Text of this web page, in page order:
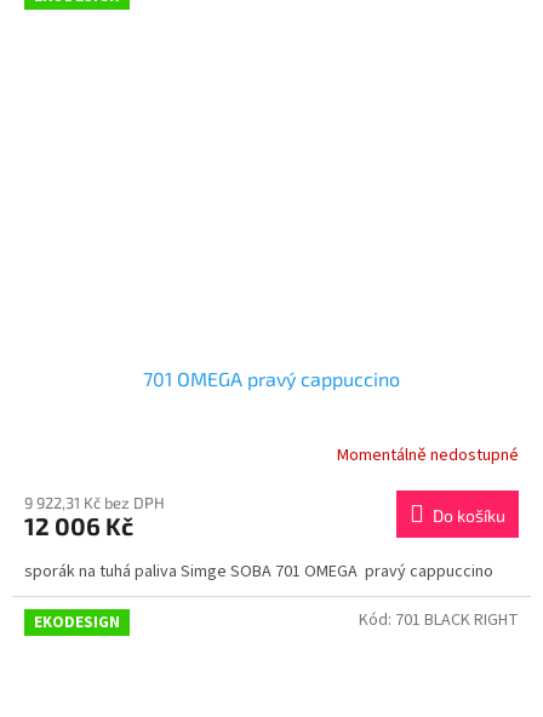
701 OMEGA pravý cappuccino
Momentálně nedostupné
9 922,31 Kč bez DPH
12 006 Kč Do košíku
sporák na tuhá paliva Simge SOBA 701 OMEGA pravý cappuccino
EKODESIGN Kód: 701 BLACK RIGHT